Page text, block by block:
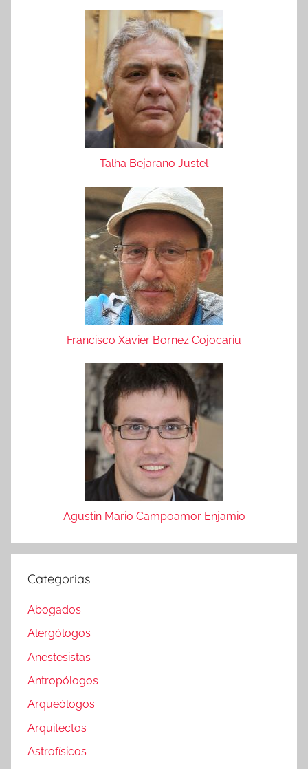
Talha Bejarano Justel
Francisco Xavier Bornez Cojocariu
Agustin Mario Campoamor Enjamio
Categorias
Abogados
Alergólogos
Anestesistas
Antropólogos
Arqueólogos
Arquitectos
Astrofísicos